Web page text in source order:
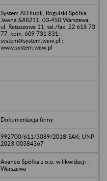
System AD Łupij, Rogulski Spółka
Jawna &#8211; 03-450 Warszawa,
ul. Ratuszowa 11; tel./fax. 22 618 73
77, kom. 609 731 831;
system@system.waw.pl ;
www.system.waw.pl
Dokumentacja firmy
992700/611/3089/2018-SAK; UNP:
2023-00384367
Avanco Spółka z o.o. w likwidacji -
Warszawa